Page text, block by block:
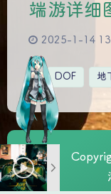
端游详细
2025-1-14
DOF 地